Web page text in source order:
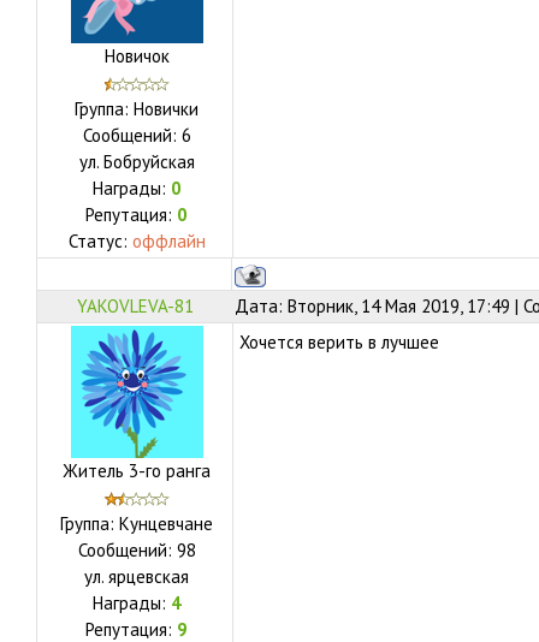
Новичок
Группа: Новички
Сообщений: 6
ул. Бобруйская
Награды: 0
Репутация: 0
Статус: оффлайн
YAKOVLEVA-81 Дата: Вторник, 14 Мая 2019, 17:49 |
Житель 3-го ранга
Группа: Кунцевчане
Сообщений: 98
ул. ярцевская
Награды: 4
Репутация: 9
Хочется верить в лучшее